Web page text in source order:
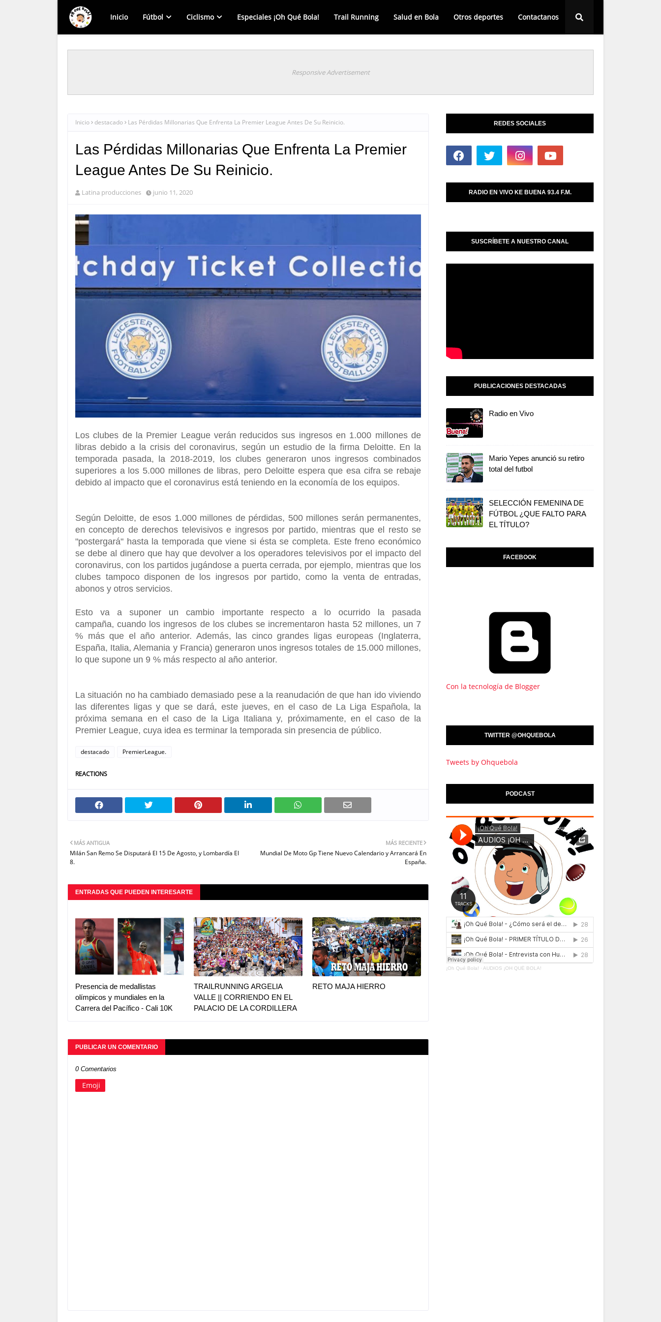
Inicio Fútbol Ciclismo Especiales ¡Oh Qué Bola! Trail Running Salud en Bola Otros deportes Contactanos
Responsive Advertisement
Inicio destacado Las Pérdidas Millonarias Que Enfrenta La Premier League Antes De Su Reinicio.
Las Pérdidas Millonarias Que Enfrenta La Premier
League Antes De Su Reinicio.
Latina producciones junio 11, 2020
Los clubes de la Premier League verán reducidos sus ingresos en 1.000 millones de
libras debido a la crisis del coronavirus, según un estudio de la firma Deloitte. En la
temporada pasada, la 2018-2019, los clubes generaron unos ingresos combinados
superiores a los 5.000 millones de libras, pero Deloitte espera que esa cifra se rebaje
debido al impacto que el coronavirus está teniendo en la economía de los equipos.
Según Deloitte, de esos 1.000 millones de pérdidas, 500 millones serán permanentes,
en concepto de derechos televisivos e ingresos por partido, mientras que el resto se
"postergará" hasta la temporada que viene si ésta se completa. Este freno económico
se debe al dinero que hay que devolver a los operadores televisivos por el impacto del
coronavirus, con los partidos jugándose a puerta cerrada, por ejemplo, mientras que los
clubes tampoco disponen de los ingresos por partido, como la venta de entradas,
abonos y otros servicios.
Esto va a suponer un cambio importante respecto a lo ocurrido la pasada
campaña,cuando los ingresos de los clubes se incrementaron hasta 52 millones, un 7
% más que el año anterior. Además, las cinco grandes ligas europeas (Inglaterra,
España, Italia, Alemania y Francia) generaron unos ingresos totales de 15.000 millones,
lo que supone un 9 % más respecto al año anterior.
La situación no ha cambiado demasiado pese a la reanudación de que han ido viviendo
las diferentes ligasy que se dará, este jueves, en el caso de La Liga Española, la
próxima semana en el caso de la Liga Italiana y, próximamente, en el caso de la
Premier League, cuya idea es terminar la temporada sin presencia de público.
destacado PremierLeague.
REACTIONS
MÁS RECIENTE
Mundial De Moto Gp Tiene Nuevo Calendario y Arrancará En
España.
MÁS ANTIGUA
Milán San Remo Se Disputará El 15 De Agosto, y Lombardía El
8.
ENTRADAS QUE PUEDEN INTERESARTE
Presencia de medallistas
olímpicos y mundiales en la
Carrera del Pacífico - Cali 10K
TRAILRUNNING ARGELIA
VALLE || CORRIENDO EN EL
PALACIO DE LA CORDILLERA
RETO MAJA HIERRO
PUBLICAR UN COMENTARIO
0 Comentarios
Emoji
REDES SOCIALES
RADIO EN VIVO KE BUENA 93.4 F.M.
SUSCRÍBETE A NUESTRO CANAL
PUBLICACIONES DESTACADAS
Radio en Vivo
Mario Yepes anunció su retiro
total del futbol
SELECCIÓN FEMENINA DE
FÚTBOL ¿QUE FALTO PARA
EL TÍTULO?
FACEBOOK
Con la tecnología de Blogger
TWITTER @OHQUEBOLA
Tweets by Ohquebola
PODCAST
¡Oh Qué Bola! · AUDIOS ¡OH QUÉ BOLA!